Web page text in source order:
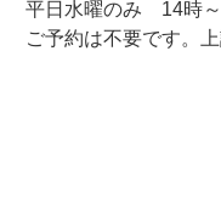
平日水曜のみ 14時
ご予約は不要です。